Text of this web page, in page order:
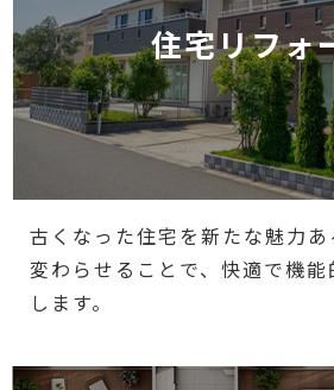
住宅リフォ
古くなった住宅を新たな魅力
変わらせることで、快適で機
します。